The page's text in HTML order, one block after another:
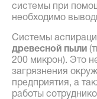
системы при
необходимо
Системы
древесной пыли
200 микрон). Это
загрязнения
предприятия, а
работы